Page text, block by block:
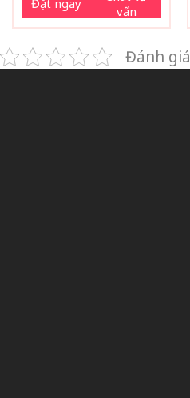
Đặt ngay
vấn
Đánh giá